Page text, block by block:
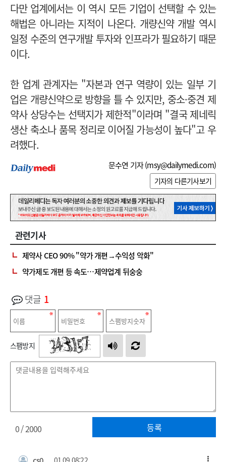
다만 업계에서는 이 역시 모든 기업이 선택할 수 있는
해법은 아니라는 지적이 나온다. 개량신약 개발 역시
일정 수준의 연구개발 투자와 인프라가 필요하기 때문
이다.
한 업계 관계자는 "자본과 연구 역량이 있는 일부 기
업은 개량신약으로 방향을 틀 수 있지만, 중소·중견 제
약사 상당수는 선택지가 제한적"이라며 "결국 제네릭
생산 축소나 품목 정리로 이어질 가능성이 높다"고 우
려했다.
문수연 기자 (msy@dailymedi.com)
기자의 다른기사보기
관련기사
제약사 CEO 90% "약가 개편→수익성 악화"
약가제도 개편 등 속도…제약업계 뒤숭숭
댓글 1
스팸방지
등록
0/ 2000